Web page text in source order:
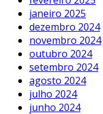
janeiro 2025
dezembro 2024
novembro 2024
outubro 2024
setembro 2024
agosto 2024
julho 2024
junho 2024